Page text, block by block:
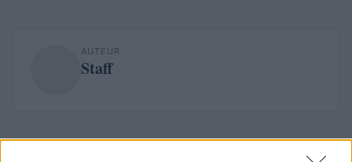
AUTEUR
Staff